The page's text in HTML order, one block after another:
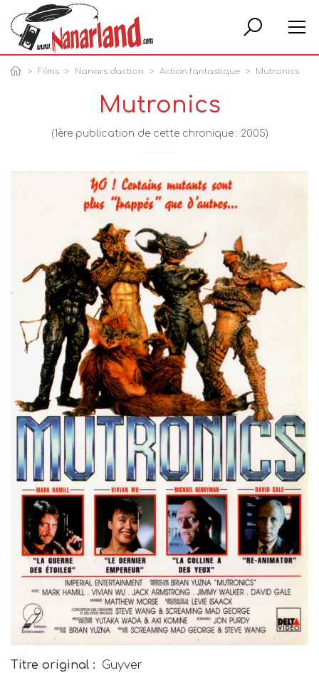
Films Nanars d'action Action fantastique Mutronics
Mutronics
(1ère publication de cette chronique : 2005)
Titre original : Guyver